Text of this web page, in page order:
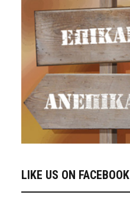
LIKE US ON FACEBOOK